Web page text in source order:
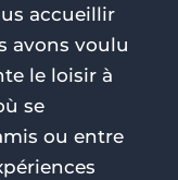
accueillir
avons voulu
le loisir à
se
ou entre